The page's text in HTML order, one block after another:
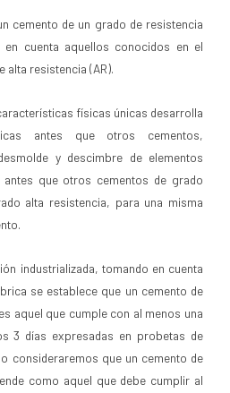
cemento de un grado de resistencia
cuenta aquellos conocidos en el
alta resistencia (AR).
físicas únicas desarrolla
antes que otros cementos,
y descimbre de elementos
que otros cementos de grado
alta resistencia, para una misma
industrializada, tomando en cuenta
se establece que un cemento de
aquel que cumple con al menos una
3 días expresadas en probetas de
consideraremos que un cemento de
como aquel que debe cumplir al